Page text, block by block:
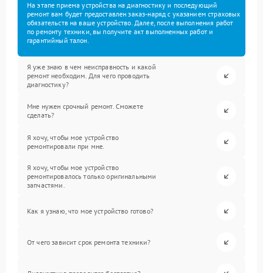
На этапе приема устройства на диагностику и последующий
ремонт вам будет предоставлен заказ-наряд с указанием страховых
обязательств на ваше устройство. Далее, после выполнения работ
по ремонту техники, вы получите акт выполненных работ и
гарантийный талон.
Я уже знаю в чем неисправность и какой
ремонт необходим. Для чего проводить
диагностику?
Мне нужен срочный ремонт. Сможете
сделать?
Я хочу, чтобы мое устройство
ремонтировали при мне.
Я хочу, чтобы мое устройство
ремонтировалось только оригинальными
запчастями.
Как я узнаю, что мое устройство готово?
От чего зависит срок ремонта техники?